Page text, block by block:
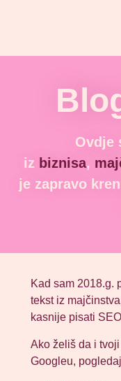
Ovdje
iz biznisa,
je zapravo
Kad sam 2018.g.
tekst iz
kasnije pisati
Ako želiš da i
Googleu,